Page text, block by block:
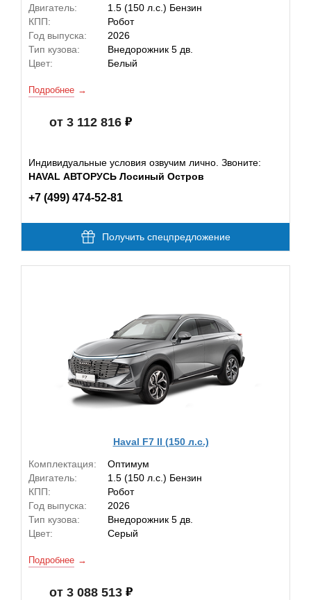
Двигатель:
1.5 (150 л.с.) Бензин
КПП:
Робот
Год выпуска:
2026
Тип кузова:
Внедорожник 5 дв.
Цвет:
Белый
Подробнее
от 3 112 816
Индивидуальные условия озвучим лично. Звоните:
HAVAL АВТОРУСЬ Лосиный Остров
+7 (499) 474-52-81
Получить спецпредложение
Haval F7 II (150 л.с.)
Комплектация:
Оптимум
Двигатель:
1.5 (150 л.с.) Бензин
КПП:
Робот
Год выпуска:
2026
Тип кузова:
Внедорожник 5 дв.
Цвет:
Серый
Подробнее
от 3 088 513